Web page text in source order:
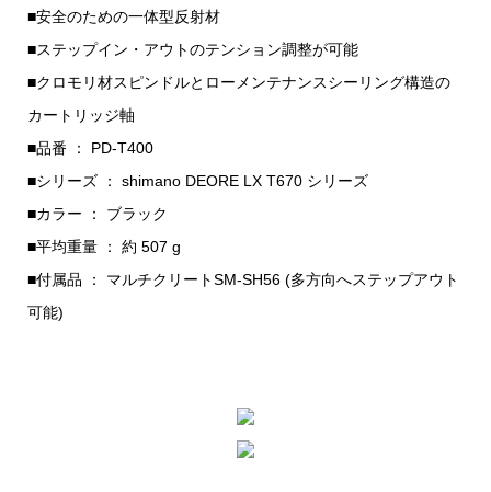
■安全のための一体型反射材
■ステップイン・アウトのテンション調整が可能
■クロモリ材スピンドルとローメンテナンスシーリング構造の
カートリッジ軸
■品番 ： PD-T400
■シリーズ ： shimano DEORE LX T670 シリーズ
■カラー ： ブラック
■平均重量 ： 約 507 g
■付属品 ： マルチクリートSM-SH56 (多方向へステップアウト
可能)